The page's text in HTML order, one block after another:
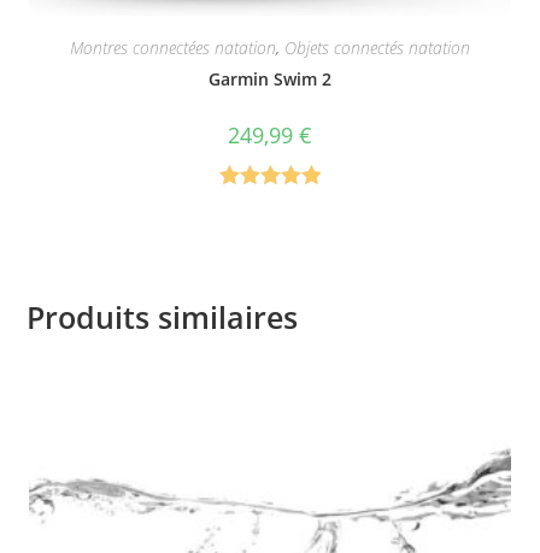
Montres connectées natation, Objets connectés natation
Garmin Swim 2
249,99 €
Produits similaires